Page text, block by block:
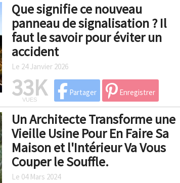
Que signifie ce nouveau
panneau de signalisation ? Il
faut le savoir pour éviter un
accident
Le 24 Janvier 2026
33K
VUES
Partager Enregistrer
Un Architecte Transforme une
Vieille Usine Pour En Faire Sa
Maison et l'Intérieur Va Vous
Couper le Souffle.
Le 04 Mars 2024